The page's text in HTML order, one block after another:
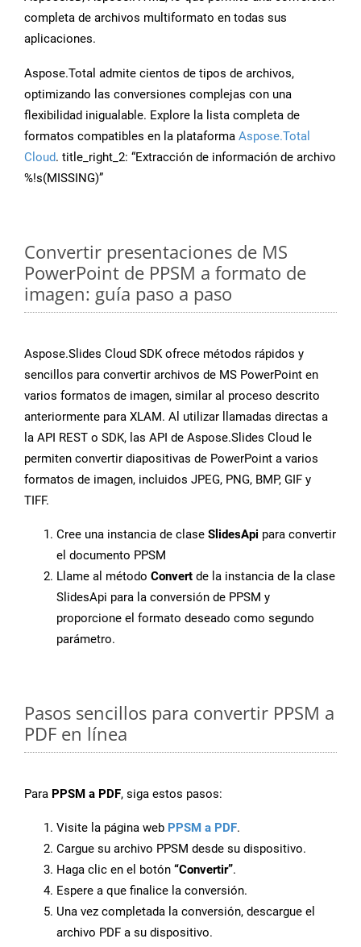
completa de archivos multiformato en todas sus
aplicaciones.
Aspose.Total admite cientos de tipos de archivos,
optimizando las conversiones complejas con una
flexibilidad inigualable. Explore la lista completa de
formatos compatibles en la plataforma Aspose.Total
Cloud. title_right_2: “Extracción de información de archivo
%!s(MISSING)”
Convertir presentaciones de MS
PowerPoint de PPSM a formato de
imagen: guía paso a paso
Aspose.Slides Cloud SDK ofrece métodos rápidos y
sencillos para convertir archivos de MS PowerPoint en
varios formatos de imagen, similar al proceso descrito
anteriormente para XLAM. Al utilizar llamadas directas a
la API REST o SDK, las API de Aspose.Slides Cloud le
permiten convertir diapositivas de PowerPoint a varios
formatos de imagen, incluidos JPEG, PNG, BMP, GIF y
TIFF.
Cree una instancia de clase SlidesApi para convertir
el documento PPSM
Llame al método Convert de la instancia de la clase
SlidesApi para la conversión de PPSM y
proporcione el formato deseado como segundo
parámetro.
Pasos sencillos para convertir PPSM a
PDF en línea
Para PPSM a PDF, siga estos pasos:
Visite la página web PPSM a PDF.
Cargue su archivo PPSM desde su dispositivo.
Haga clic en el botón “Convertir”.
Espere a que finalice la conversión.
Una vez completada la conversión, descargue el
archivo PDF a su dispositivo.